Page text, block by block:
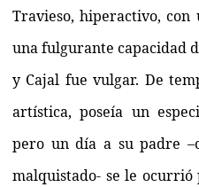
Travieso, hiperactivo,
una fulgurante capacidad
y Cajal fue vulgar. De
artística, poseía un
pero un día a su padre
malquistado- se le